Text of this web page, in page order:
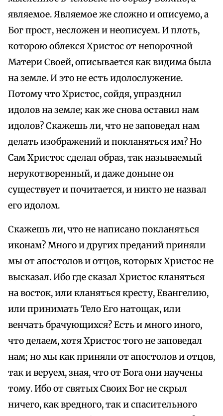
являемое. Являемое же сложно и описуемо, а
Бог прост, несложен и неописуем. И плоть,
которою облекся Христос от непорочной
Матери Своей, описывается как видима была
на земле. И это не есть идолослужение.
Потому что Христос, сойдя, упразднил
идолов на земле; как же снова оставил нам
идолов? Скажешь ли, что не заповедал нам
делать изображений и покланяться им? Но
Сам Христос сделал образ, так называемый
нерукотворенный, и даже доныне он
существует и почитается, и никто не назвал
его идолом.
Скажешь ли, что не написано покланяться
иконам? Много и других преданий приняли
мы от апостолов и отцов, которых Христос не
высказал. Ибо где сказал Христос кланяться
на восток, или кланяться кресту, Евангелию,
или принимать Тело Его натощак, или
венчать брачующихся? Есть и много иного,
что делаем, хотя Христос того не заповедал
нам; но мы как приняли от апостолов и отцов,
так и веруем, зная, что от Бога они научены
тому. Ибо от святых Своих Бог не скрыл
ничего, как вредного, так и спасительного